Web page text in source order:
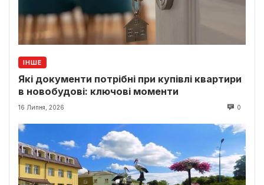
ІНШЕ
Які документи потрібні при купівлі квартири
в новобудові: ключові моменти
16 Липня, 2026 0